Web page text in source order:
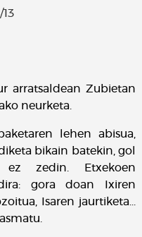
arratsaldean Zubietan
neurketa.
lehen abisua,
bikain batekin, gol
ez zedin. Etxekoen
gora doan Ixiren
Isaren jaurtiketa…